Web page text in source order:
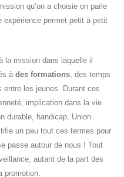
qu’on a choisie on parle
expérience permet petit à petit
la mission dans laquelle il
à des formations , des temps
entre les jeunes. Durant ces
implication dans la vie
durable, handicap, Union
un peu tout ces termes pour
passe autour de nous ! Tout
autant de la part des
promotion.